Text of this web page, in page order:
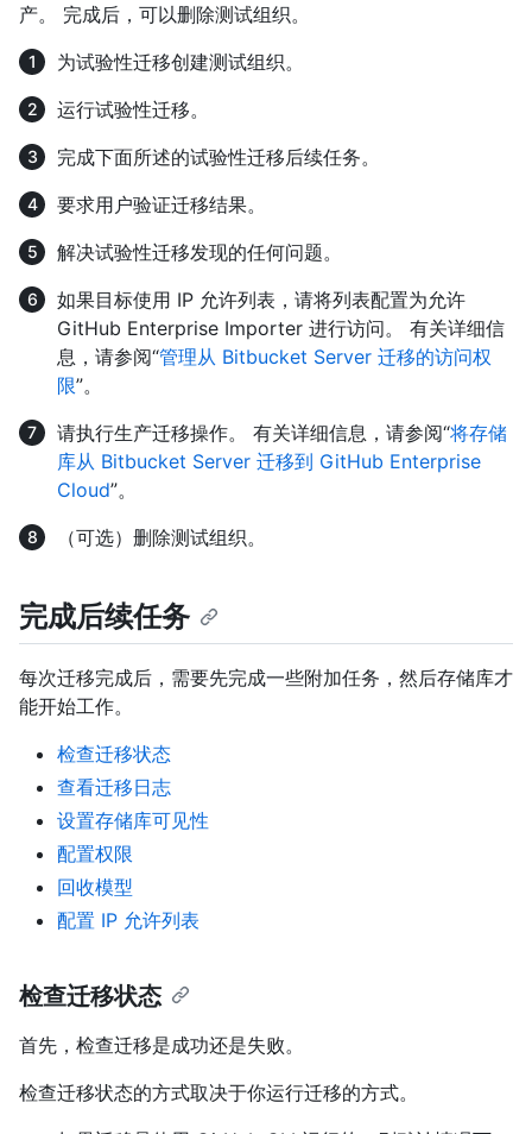
产。 完成后，可以删除测试组织。
为试验性迁移创建测试组织。
运行试验性迁移。
完成下面所述的试验性迁移后续任务。
要求用户验证迁移结果。
解决试验性迁移发现的任何问题。
如果目标使用 IP 允许列表，请将列表配置为允许
GitHub Enterprise Importer 进行访问。 有关详细信
息，请参阅“管理从 Bitbucket Server 迁移的访问权
限”。
请执行生产迁移操作。 有关详细信息，请参阅“将存储
库从 Bitbucket Server 迁移到 GitHub Enterprise
Cloud”。
（可选）删除测试组织。
完成后续任务
每次迁移完成后，需要先完成一些附加任务，然后存储库才
能开始工作。
检查迁移状态
查看迁移日志
设置存储库可见性
配置权限
回收模型
配置 IP 允许列表
检查迁移状态
首先，检查迁移是成功还是失败。
检查迁移状态的方式取决于你运行迁移的方式。